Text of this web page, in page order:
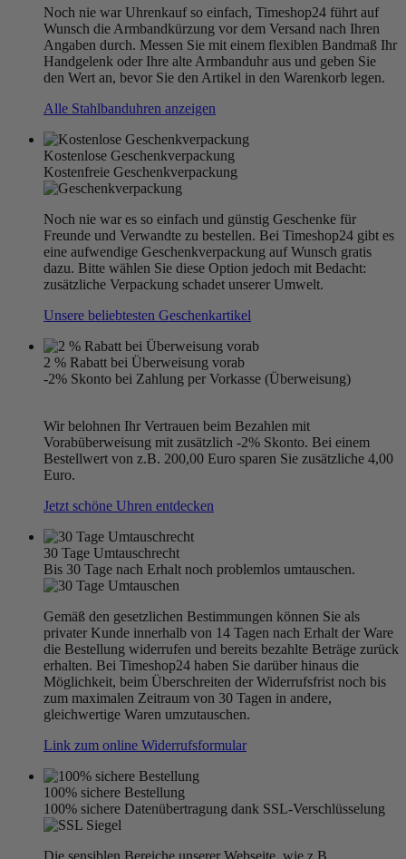
Noch nie war Uhrenkauf so einfach, Timeshop24 führt auf
Wunsch die Armbandkürzung vor dem Versand nach Ihren
Angaben durch. Messen Sie mit einem flexiblen Bandmaß Ihr
Handgelenk oder Ihre alte Armbanduhr aus und geben Sie
den Wert an, bevor Sie den Artikel in den Warenkorb legen.
Alle Stahlbanduhren anzeigen
Kostenlose Geschenkverpackung
Kostenfreie Geschenkverpackung
Noch nie war es so einfach und günstig Geschenke für
Freunde und Verwandte zu bestellen. Bei Timeshop24 gibt es
eine aufwendige Geschenkverpackung auf Wunsch gratis
dazu. Bitte wählen Sie diese Option jedoch mit Bedacht:
zusätzliche Verpackung schadet unserer Umwelt.
Unsere beliebtesten Geschenkartikel
2 % Rabatt bei Überweisung vorab
-2% Skonto bei Zahlung per Vorkasse (Überweisung)
Wir belohnen Ihr Vertrauen beim Bezahlen mit
Vorabüberweisung mit zusätzlich -2% Skonto. Bei einem
Bestellwert von z.B. 200,00 Euro sparen Sie zusätzliche 4,00
Euro.
Jetzt schöne Uhren entdecken
30 Tage Umtauschrecht
Bis 30 Tage nach Erhalt noch problemlos umtauschen.
Gemäß den gesetzlichen Bestimmungen können Sie als
privater Kunde innerhalb von 14 Tagen nach Erhalt der Ware
die Bestellung widerrufen und bereits bezahlte Beträge zurück
erhalten. Bei Timeshop24 haben Sie darüber hinaus die
Möglichkeit, beim Überschreiten der Widerrufsfrist noch bis
zum maximalen Zeitraum von 30 Tagen in andere,
gleichwertige Waren umzutauschen.
Link zum online Widerrufsformular
100% sichere Bestellung
100% sichere Datenübertragung dank SSL-Verschlüsselung
Die sensiblen Bereiche unserer Webseite, wie z.B.